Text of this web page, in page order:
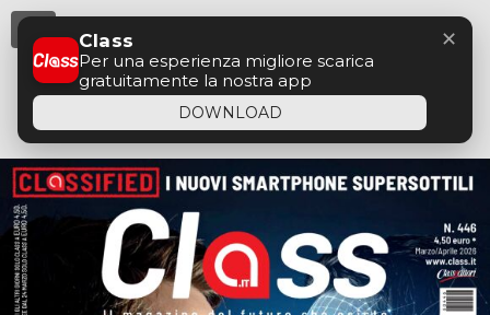
Class
Per una esperienza migliore scarica
gratuitamente la nostra app
DOWNLOAD
✕
Menu